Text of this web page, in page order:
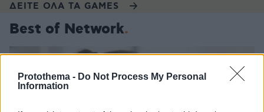
Protothema - Do Not Process My Personal
Information
ΔΕΙΤΕ ΟΛΑ ΤΑ GAMES
Best of Network